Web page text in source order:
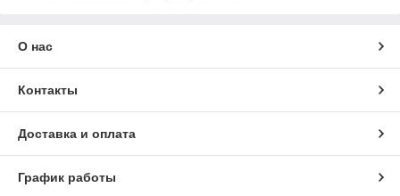
О нас
Контакты
Доставка и оплата
График работы